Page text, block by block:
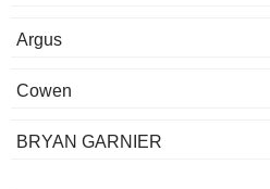
Argus
Cowen
BRYAN GARNIER